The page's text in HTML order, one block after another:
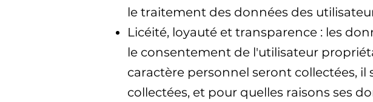
le traitement des données des
Licéité, loyauté et transparence : les
le consentement de l'utilisateur
caractère personnel seront collectées,
collectées, et pour quelles raisons ses